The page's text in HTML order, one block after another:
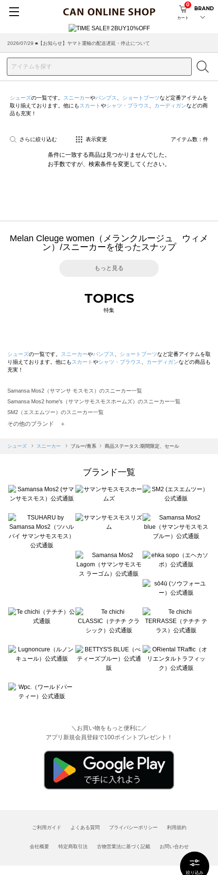
カート
0
BRAND
2026/07/29 ■【お知らせ】ヤマト運輸の配送遅延・停止について
2026/03/18 ■店舗受け取りサービスのご案内
絞り込み
シューズの一覧です。 スニーカーやパンプス ショートブーツなど定番アイテムを
取り揃えております。他にも スカート やシャツ・ブラウス カーディガンなどの商
品も充実！
さらに絞り込む 表示変更 アイテム数： 件
条件に一致する商品は見つかりませんでした。
お手数ですが、検索条件を変更してください。
Melan Cleuge women（メランクルージュ ウィメ
ン）/スニーカーを使ったスナップ
もっと見る
TOPICS
特集
シューズの一覧です。 スニーカーやパンプス ショートブーツなど定番アイテムを取
り揃えております。他にも スカート やシャツ・ブラウス カーディガンなどの商品も
充実！
Samansa Mos2（サマンサ モスモス）のスニーカー一覧
Samansa Mos2 home's（サマンサモスモスホームズ）のスニーカー一覧
SM2（エスエムツー）のスニーカー一覧
TSUHARU by Samansa Mos2（ツハルバイサマンサモスモス）のスニーカー一覧
Samansa Mos2 blue（サマンサモスモス ブルー）のスニーカー一覧
sō4ū（ソウフォーユー）のスニーカー一覧
Te chichi（テチチ）のスニーカー一覧
Te chichi CLASSIC（テチチ クラシック）のスニーカー一覧
Lugnoncure（ルノンキュール）のスニーカー一覧
BETTY'S BLUE（べティーズブルー）のスニーカー一覧
Wpc.（ワールドパーティー）のスニーカー一覧
その他のブランド ＋
シューズ スニーカー ブルー/青系 商品ステータス:期間限定、セール
ブランド一覧
＼お買い物をもっと便利に／
アプリ新規会員登録で100ポイントプレゼント！
ご利用ガイド よくある質問 プライバシーポリシー 利用規約
会社概要 特定商取引法 古物営業法に基づく記載 お問い合わせ